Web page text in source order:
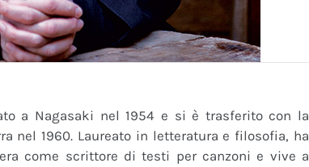
a Nagasaki nel 1954 e si è trasferito con la
nel 1960. Laureato in letteratura e filosofia, ha
come scrittore di testi per canzoni e vive a